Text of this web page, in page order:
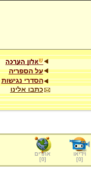
על הספריה
הסדרי נגישות
כתבו אלינו
וידיאו
[
0
]
אתרים
[
0
]